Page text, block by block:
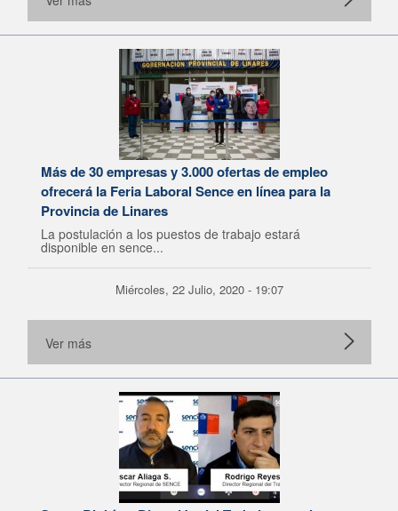
Más de 30 empresas y 3.000 ofertas de empleo
ofrecerá la Feria Laboral Sence en línea para la
Provincia de Linares
La postulación a los puestos de trabajo estará
disponible en sence...
Miércoles, 22 Julio, 2020 - 19:07
Ver más